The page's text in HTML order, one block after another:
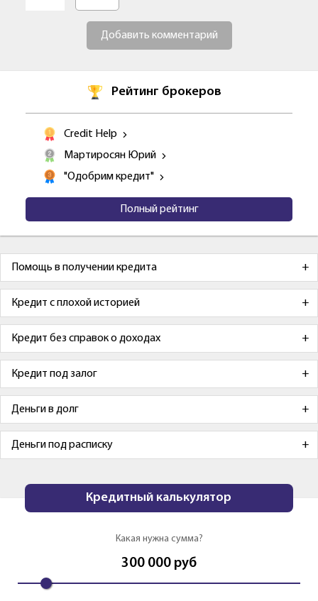
Добавить комментарий
Рейтинг брокеров
Credit Help
Мартиросян Юрий
"Одобрим кредит"
Полный рейтинг
Помощь в получении кредита
Кредит с плохой историей
Кредит без справок о доходах
Кредит под залог
Деньги в долг
Деньги под расписку
Кредитный калькулятор
Какая нужна сумма?
300 000 руб